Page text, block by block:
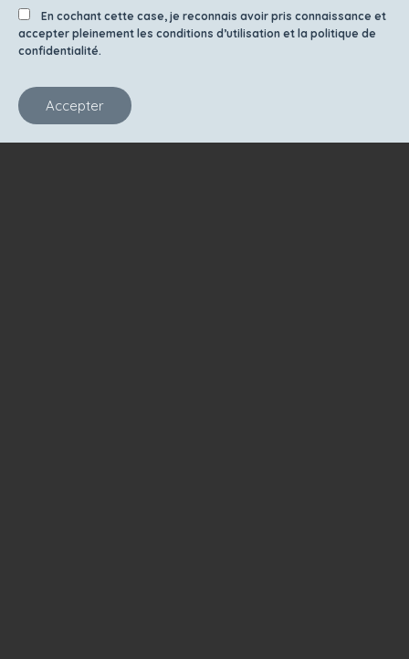
En cochant cette case, je reconnais avoir pris connaissance et
accepter pleinement les conditions d’utilisation et la politique de
confidentialité.
Accepter